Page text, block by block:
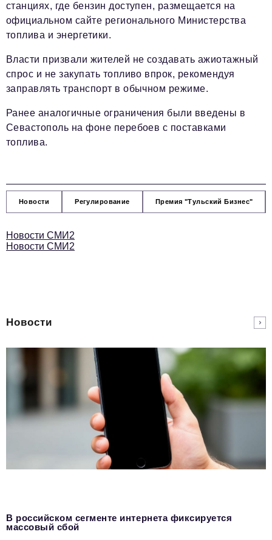
станциях, где бензин доступен, размещается на
официальном сайте регионального Министерства
топлива и энергетики.
Власти призвали жителей не создавать ажиотажный
спрос и не закупать топливо впрок, рекомендуя
заправлять транспорт в обычном режиме.
Ранее аналогичные ограничения были введены в
Севастополь на фоне перебоев с поставками
топлива.
Новости Регулирование Премия "Тульский Бизнес"
Новости СМИ2
Новости СМИ2
Новости
В российском сегменте интернета фиксируется
массовый сбой